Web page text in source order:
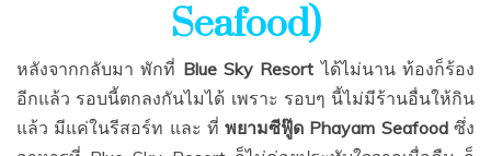
Seafood)
หลังจากกลับมา พักที่ Blue Sky Resort ได้ไม่นาน ท้องก็ร้อง
อีกแล้ว รอบนี้ตกลงกันไมได้ เพราะ รอบๆ นี้ไม่มีร้านอื่นให้กิน
แล้ว มีแค่ในรีสอร์ท และ ที่พยามซีฟู๊ด Phayam Seafoodซึ่ง